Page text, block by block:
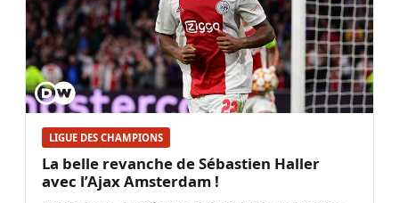
LIGUE DES CHAMPIONS
La belle revanche de Sébastien Haller
avec l’Ajax Amsterdam !